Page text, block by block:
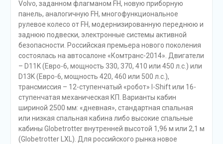
Volvo, заданном флагманом FH, новую приборную
панель, аналогичную FH, многофункциональное
рулевое колесо от FH, модернизированную переднюю и
заднюю подвески, электронные системы активной
безопасности. Российская премьера нового поколения
состоялась на автосалоне «Комтранс-2014». Двигатели
– D11K (Евро-6, мощность 330, 370, 410 или 450 л.с.) или
D13K (Евро-6, мощность 420, 460 или 500 л.с.),
трансмиссия – 12-ступенчатый «робот» I-Shift или 16-
ступенчатая механическая КП. Варианты кабин
шириной 2500 мм: «дневная», стандартная спальная
или низкая спальная кабина либо высокие спальные
кабины Globetrotter внутренней высотой 1,96 м или 2,1 м
(Globetrotter LXL). Для российского рынка новое